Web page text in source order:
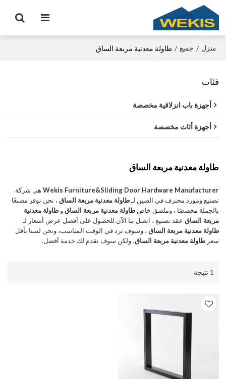
منزل / جميع / طاولة معدنية مربعة الساق
فئات
أجهزة باب انزلاقية مخصصة
أجهزة أثاث مخصصة
طاولة معدنية مربعة الساق
Wekis Furniture&Sliding Door Hardware Manufacturer هي شركة
تصنيع ومورد محترف في الصين لـطاولة معدنية مربعة الساق ، نحن نوفر مصنعًا
بالجملة مخصصًا ، وملصق خاصطاولة معدنية مربعة الساقوطاولة معدنية
مربعة الساق عقد تصنيع ، اتصل بنا الآن للحصول على أفضل عرض أسعار لـ
طاولة معدنية مربعة الساق ، وسوف نرد في الوقت المناسب، ونحن لسنا بأقل
سعرطاولة معدنية مربعة الساق، ولكن سوف نقدم لك خدمة أفضل.
1 نتيجة